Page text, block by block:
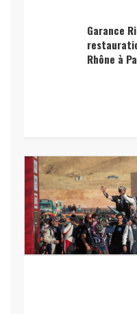
Garance
Rhône à